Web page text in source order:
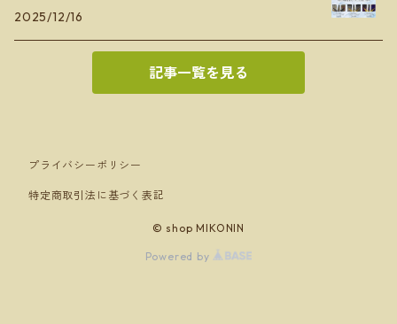
2025/12/16
記事一覧を見る
プライバシーポリシー
特定商取引法に基づく表記
© shop MIKONIN
Powered by